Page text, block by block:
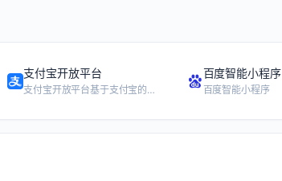
支付宝开放平台
支付宝开放平台基于支付宝的海量用户，将强大的支付、营销、数据能力，通过接口等形式开放给第三方合作伙伴，帮助第三方合作伙伴创建更具竞争力的应用
百度智能小程序
百度智能小程序